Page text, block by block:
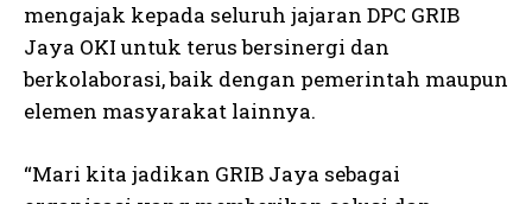
mengajak kepada seluruh jajaran DPC GRIB
Jaya OKI untuk terus bersinergi dan
berkolaborasi, baik dengan pemerintah maupun
elemen masyarakat lainnya.
“Mari kita jadikan GRIB Jaya sebagai